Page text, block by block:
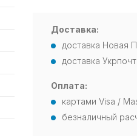
Доставка:
доставка Новая
доставка
Оплата:
картами Visa /
безналичный